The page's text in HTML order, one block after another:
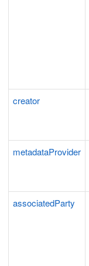
creator
metadataProvider
associatedParty